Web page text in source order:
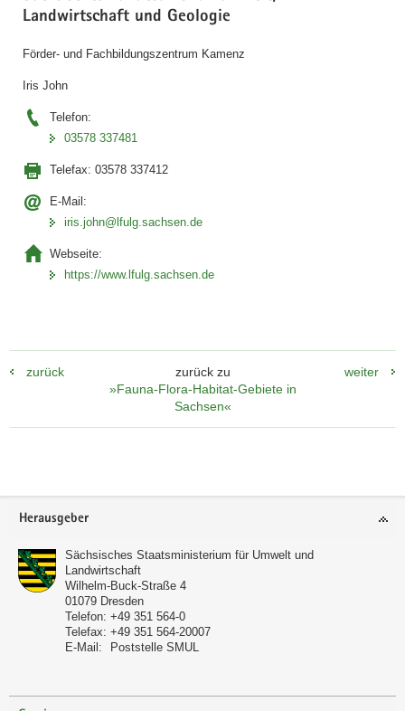
Landwirtschaft und Geologie
Förder- und Fachbildungszentrum Kamenz
Iris John
Telefon:
03578 337481
Telefax: 03578 337412
E-Mail:
iris.john@lfulg.sachsen.de
Webseite:
https://www.lfulg.sachsen.de
zurück
zurück zu
»Fauna-Flora-Habitat-Gebiete in
Sachsen«
weiter
Footer-
Herausgeber
Sächsisches Staatsministerium für Umwelt und
Landwirtschaft
Wilhelm-Buck-Straße 4
01079 Dresden
Telefon: +49 351 564-0
Telefax: +49 351 564-20007
E-Mail:
Poststelle SMUL